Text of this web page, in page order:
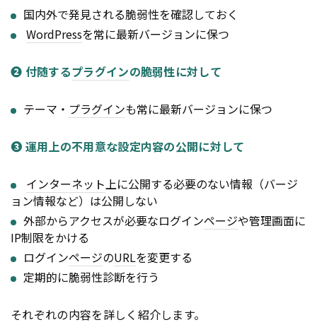
国内外で発見される脆弱性を確認しておく
WordPressを常に最新バージョンに保つ
❷ 付随するプラグインの脆弱性に対して
テーマ・ プラグインも常に最新バージョンに保つ
❸ 運用上の不用意な設定内容の公開に対して
インターネット 上に公開する必要のない情報（バージ
ョン情報など）は公開しない
外部からアクセスが必要なログインページや管理画面に
IP制限をかける
ログインページのURLを変更する
定期的に脆弱性診断を行う
それぞれの内容を詳しく紹介します。